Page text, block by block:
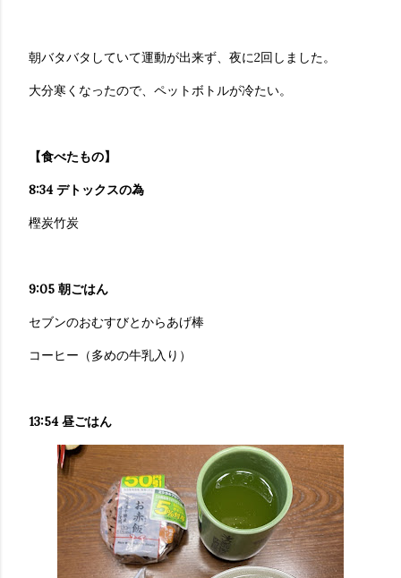
朝バタバタしていて運動が出来ず、夜に2回しました。
大分寒くなったので、ペットボトルが冷たい。
【食べたもの】
8:34 デトックスの為
樫炭竹炭
9:05 朝ごはん
セブンのおむすびとからあげ棒
コーヒー（多めの牛乳入り）
13:54 昼ごはん